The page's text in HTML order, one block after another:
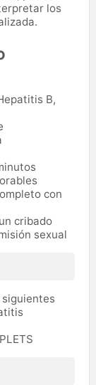
los
B,
con
cribado
sexual
siguientes